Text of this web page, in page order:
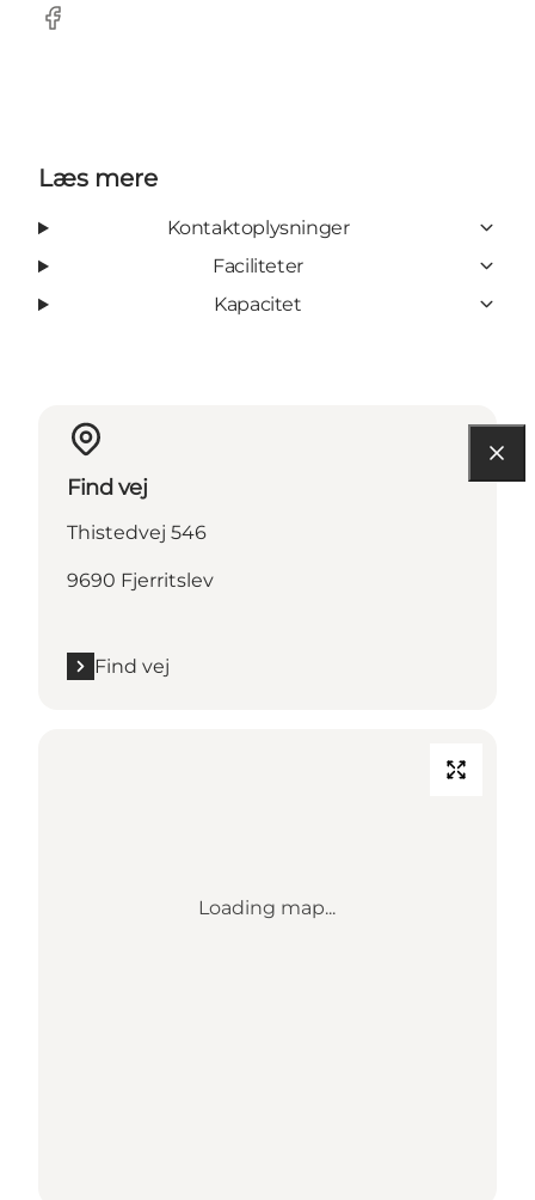
Facebook
Læs mere
Kontaktoplysninger
Faciliteter
Kapacitet
Find vej
Thistedvej 546
9690 Fjerritslev
Find vej
Loading map...